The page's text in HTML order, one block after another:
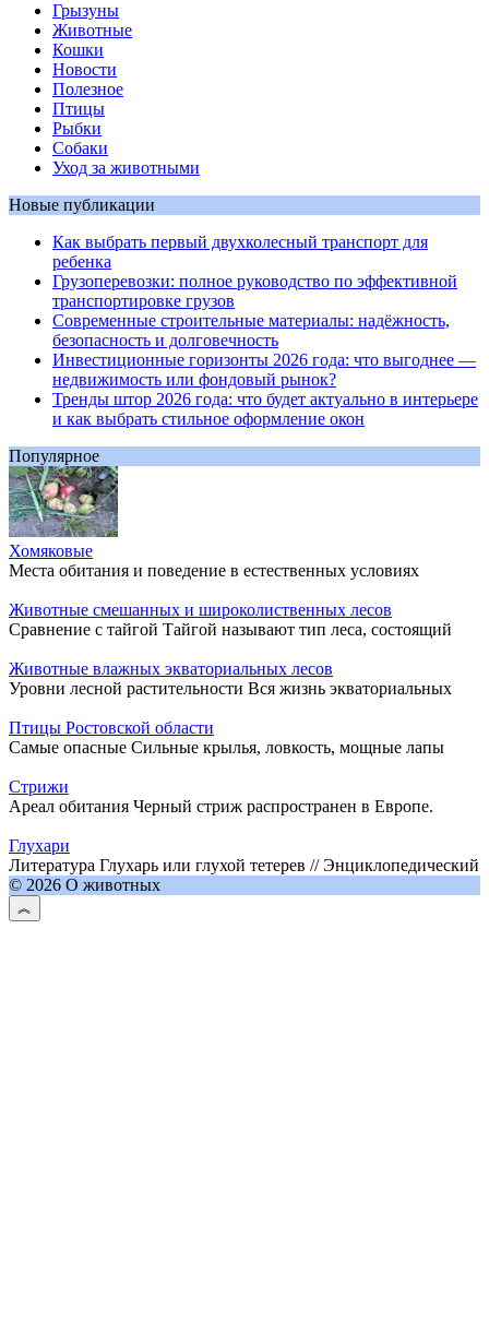
Грызуны
Животные
Кошки
Новости
Полезное
Птицы
Рыбки
Собаки
Уход за животными
Новые публикации
Как выбрать первый двухколесный транспорт для
ребенка
Грузоперевозки: полное руководство по эффективной
транспортировке грузов
Современные строительные материалы: надёжность,
безопасность и долговечность
Инвестиционные горизонты 2026 года: что выгоднее —
недвижимость или фондовый рынок?
Тренды штор 2026 года: что будет актуально в интерьере
и как выбрать стильное оформление окон
Популярное
Хомяковые
Места обитания и поведение в естественных условиях
Животные смешанных и широколиственных лесов
Сравнение с тайгой Тайгой называют тип леса, состоящий
Животные влажных экваториальных лесов
Уровни лесной растительности Вся жизнь экваториальных
Птицы Ростовской области
Самые опасные Сильные крылья, ловкость, мощные лапы
Стрижи
Ареал обитания Черный стриж распространен в Европе.
Глухари
Литература Глухарь или глухой тетерев // Энциклопедический
© 2026 О животных